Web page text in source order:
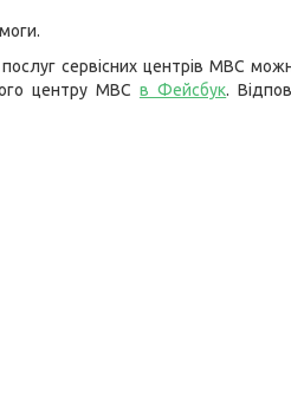
сервісних центрів МВС
центру МВС вФейсбук.